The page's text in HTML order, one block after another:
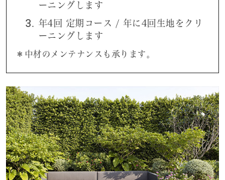
ーニングします
年4回 定期コース / 年に4回生地をクリ
ーニングします
＊中材のメンテナンスも承ります。